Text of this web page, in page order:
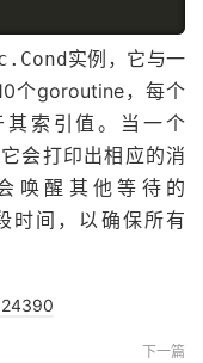
实例，它与一
个goroutine，每个
其索引值。当一个
会打印出相应的消
唤醒其他等待的
时间，以确保所有
下一篇